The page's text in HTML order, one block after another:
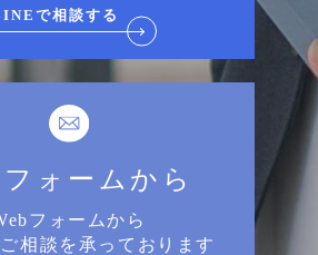
で相談する
ォームから
フォームから
相談を承っております